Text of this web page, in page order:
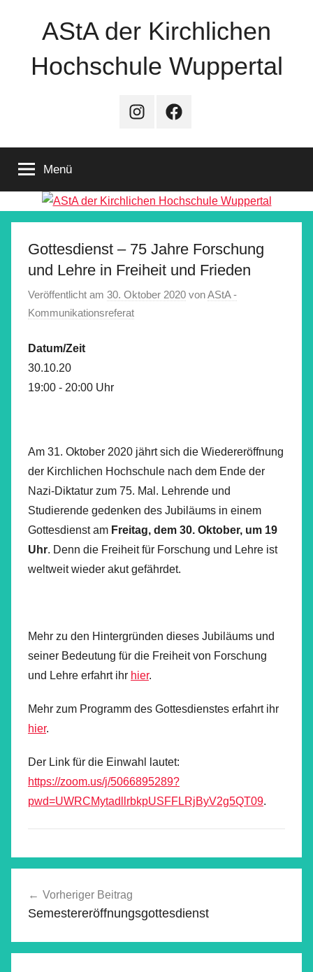
AStA der Kirchlichen
Hochschule Wuppertal
InstagramFacebook
Menü
Gottesdienst – 75 Jahre Forschung
und Lehre in Freiheit und Frieden
Veröffentlicht am 30. Oktober 2020 vonAStA -
Kommunikationsreferat
Datum/Zeit
30.10.20
19:00 - 20:00 Uhr
Am 31. Oktober 2020 jährt sich die Wiedereröffnung
der Kirchlichen Hochschule nach dem Ende der
Nazi-Diktatur zum 75. Mal. Lehrende und
Studierende gedenken des Jubiläums in einem
Gottesdienst am Freitag, dem 30. Oktober, um 19
Uhr. Denn die Freiheit für Forschung und Lehre ist
weltweit wieder akut gefährdet.
Mehr zu den Hintergründen dieses Jubiläums und
seiner Bedeutung für die Freiheit von Forschung
und Lehre erfahrt ihr hier.
Mehr zum Programm des Gottesdienstes erfahrt ihr
hier.
Der Link für die Einwahl lautet:
https://zoom.us/j/5066895289?
pwd=UWRCMytadllrbkpUSFFLRjByV2g5QT09.
Vorheriger Beitrag
Semestereröffnungsgottesdienst